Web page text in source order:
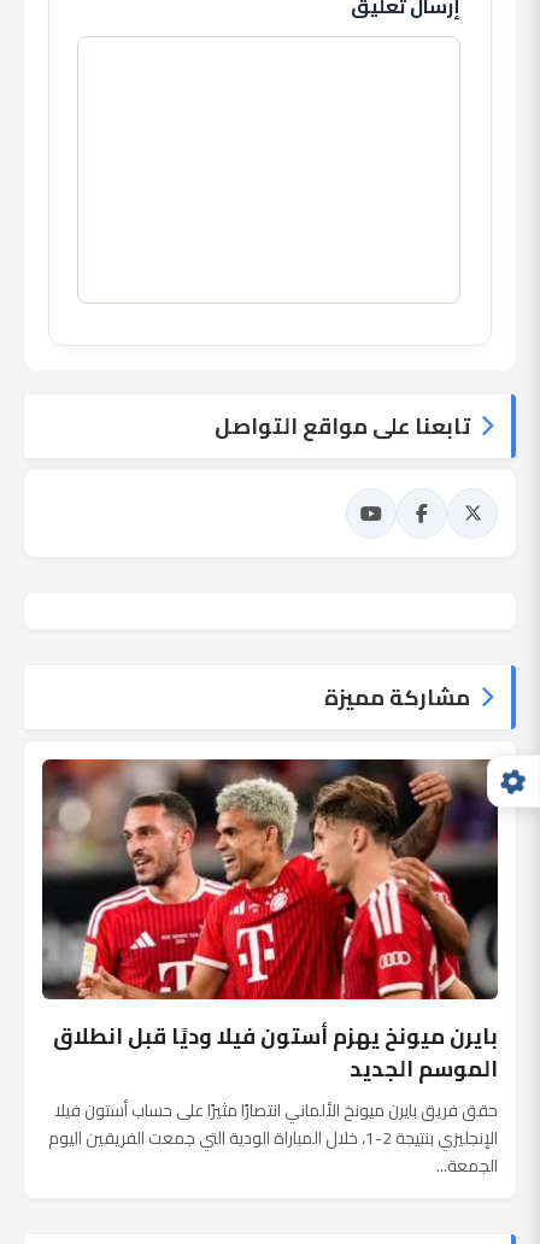
تابعنا على مواقع التواصل
مشاركة مميزة
بايرن ميونخ يهزم أستون فيلا وديًا قبل انطلاق
الموسم الجديد
حقق فريق بايرن ميونخ الألماني انتصارًا مثيرًا على حساب أستون فيلا
الإنجليزي بنتيجة 2-1، خلال المباراة الودية التي جمعت الفريقين اليوم
الجمعة...